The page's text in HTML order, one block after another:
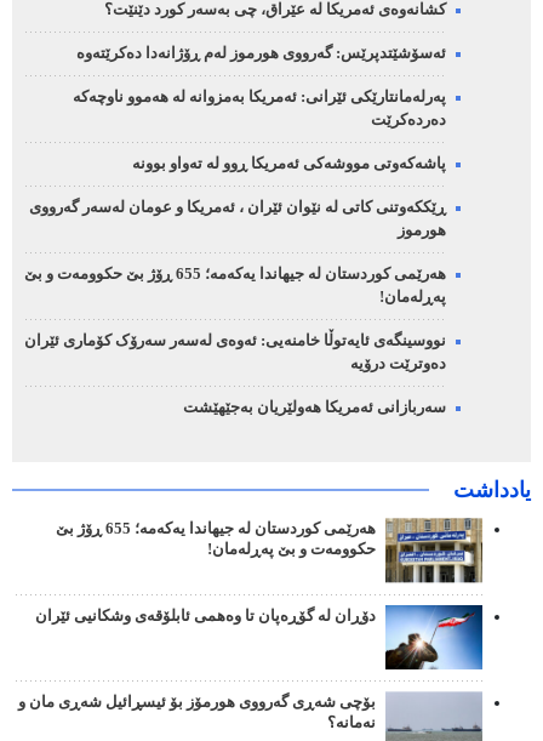
کشانەوەی ئەمریکا لە عێراق، چی بەسەر کورد دێنێت؟
ئەسۆشێتدپرێس: گەرووی هورموز لەم ڕۆژانەدا دەکرێتەوە
پەرلەمانتارێکی ئێرانی: ئەمریکا بەمزوانە لە هەموو ناوچەکە
دەردەکرێت
پاشەکەوتی مووشەکی ئەمریکا ڕوو لە تەواو بوونە
ڕێککەوتنی کاتی لە نێوان ئێران ، ئەمریکا و عومان لەسەر گەرووی
هورموز
هەرێمی کوردستان لە جیهاندا یەکەمە؛ 655 ڕۆژ بێ حکوومەت و بێ
پەڕلەمان!
نووسینگەی ئایەتوڵا خامنەیی: ئەوەی لەسەر سەرۆک کۆماری ئێران
دەوترێت درۆیە
سەربازانی ئەمریکا هەولێریان بەجێهێشت
یادداشت
هەرێمی کوردستان لە جیهاندا یەکەمە؛ 655 ڕۆژ بێ
حکوومەت و بێ پەڕلەمان!
دۆڕان لە گۆڕەپان تا وەهمی ئابلۆقەی وشکانیی ئێران
بۆچی شەڕی گەرووی هورمۆز بۆ ئیسڕائیل شەڕی مان و
نەمانە؟